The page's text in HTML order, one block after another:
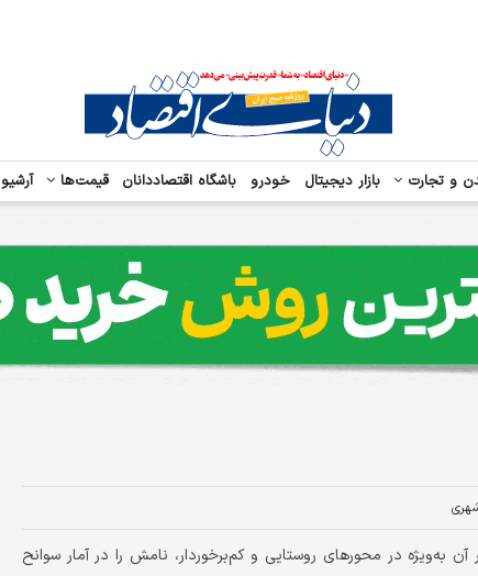
و تجارت بازار دیجیتال خودرو باشگاه اقتصاددانان قیمت‌ها آرشیو
به‌ویژه در محورهای روستایی و کم‌برخوردار، نامش را در آمار سوانح